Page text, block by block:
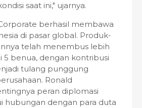
saat ini," ujarnya.
berhasil membawa
di pasar global. Produk-
telah menembus lebih
5 benua, dengan kontribusi
tulang punggung
Ronald
peran diplomasi
hubungan dengan para duta